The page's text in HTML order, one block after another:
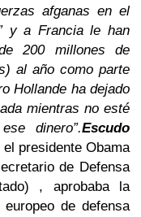
afganas en el
y a Francia le han
200 millones de
al año como parte
Hollande ha dejado
mientras no esté
dinero”.Escudo
presidente Obama
de Defensa
, aprobaba la
de defensa